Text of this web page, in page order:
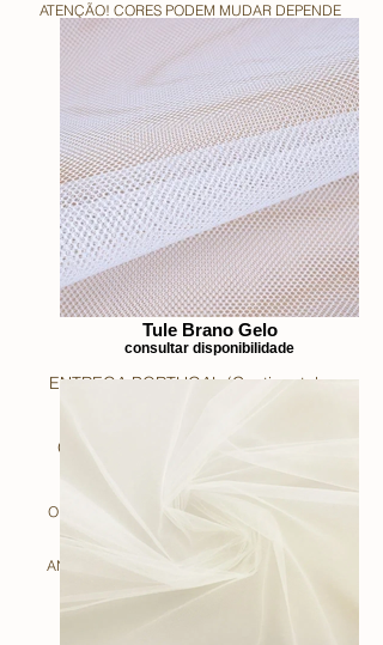
ATENÇÃO! CORES PODEM MUDAR DEPENDE
DO SEU DISPOSITIVO!
ENTREGA PORTUGAL (Continental e
OFERTA de Capa Guarda-Vestido!
O valor indicado nos Vestidos de Noiva não
inclui Acessórios!
ANTECEDÊNCIA OBRIGATÓRIA 4- 6 MESES
ATÉ A DATA DO EVENTO!
Tule Brano Gelo
consultar disponibilidade